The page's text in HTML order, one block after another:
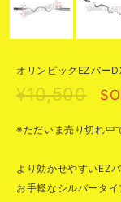
オリンピックEZバー
¥10,500
※ただいま売り切れ中
より効かせやすいEZ
お手軽なシルバータイ